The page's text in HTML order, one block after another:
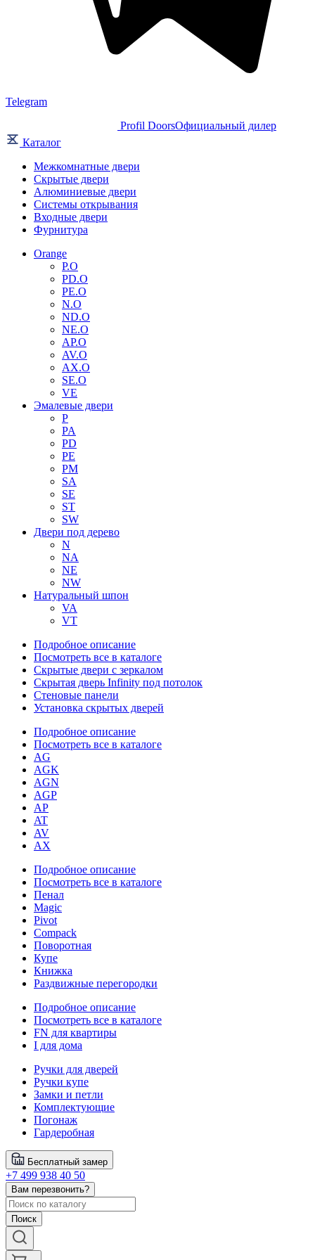
Telegram
Profil DoorsОфициальный дилер
Каталог
Межкомнатные двери
Скрытые двери
Алюминиевые двери
Системы открывания
Входные двери
Фурнитура
Orange
P.O
PD.O
PE.O
N.O
ND.O
NE.O
AP.O
AV.O
AX.O
SE.O
VE
Эмалевые двери
P
PA
PD
PE
PM
SA
SE
ST
SW
Двери под дерево
N
NA
NE
NW
Натуральный шпон
VA
VT
Подробное описание
Посмотреть все в каталоге
Скрытые двери с зеркалом
Скрытая дверь Infinity под потолок
Стеновые панели
Установка скрытых дверей
Подробное описание
Посмотреть все в каталоге
AG
AGK
AGN
AGP
AP
AT
AV
AX
Подробное описание
Посмотреть все в каталоге
Пенал
Magic
Pivot
Compack
Поворотная
Купе
Книжка
Раздвижные перегородки
Подробное описание
Посмотреть все в каталоге
FN для квартиры
I для дома
Ручки для дверей
Ручки купе
Замки и петли
Комплектующие
Погонаж
Гардеробная
Бесплатный замер
+7 499 938 40 50
Вам перезвонить?
Поиск